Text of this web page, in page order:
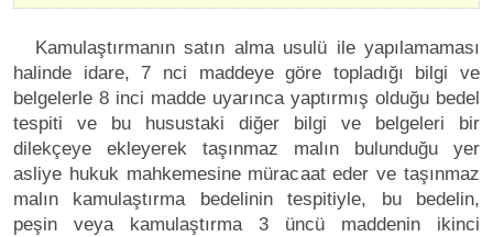
Kamulaştırmanın satın alma usulü ile yapılamaması
halinde idare, 7 nci maddeye göre topladığı bilgi ve
belgelerle 8 inci madde uyarınca yaptırmış olduğu bedel
tespiti ve bu husustaki diğer bilgi ve belgeleri bir
dilekçeye ekleyerek taşınmaz malın bulunduğu yer
asliye hukuk mahkemesine müracaat eder ve taşınmaz
malın kamulaştırma bedelinin tespitiyle, bu bedelin,
peşin veya kamulaştırma 3 üncü maddenin ikinci